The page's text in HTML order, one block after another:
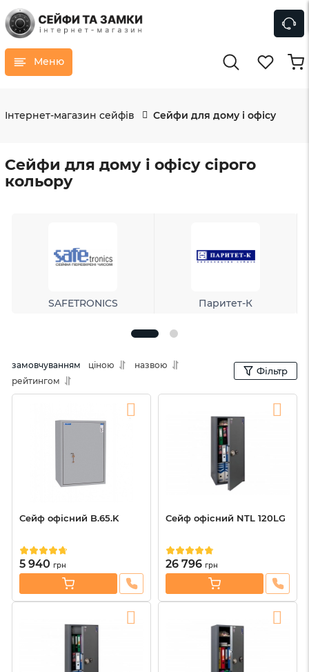
Меню
Інтернет-магазин сейфів Сейфи для дому і офісу
Сейфи для дому і офісу сірого
кольору
SAFETRONICS Паритет-К
замовчуванням ціною
назвою
рейтингом
Фільтр
Сейф офісний B.65.K
5 940 грн
Сейф офісний NTL 120LG
26 796 грн